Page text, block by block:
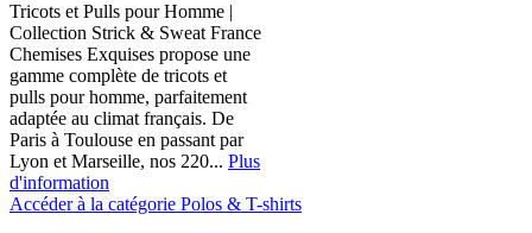
Tricots et Pulls pour Homme |
Collection Strick & Sweat France
Chemises Exquises propose une
gamme complète de tricots et
pulls pour homme, parfaitement
adaptée au climat français. De
Paris à Toulouse en passant par
Lyon et Marseille, nos 220... Plus
d'information
Accéder à la catégorie Polos & T-shirts